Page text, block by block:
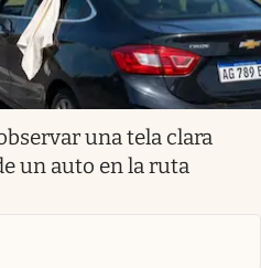
una tela clara
un auto en la ruta